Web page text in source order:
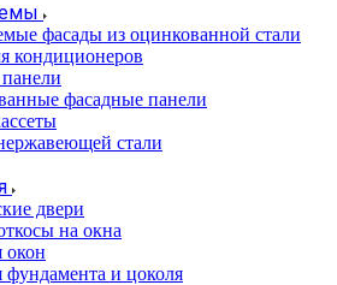
фасады из оцинкованной стали
кондиционеров
фасадные панели
стали
двери
на окна
окон
и цоколя